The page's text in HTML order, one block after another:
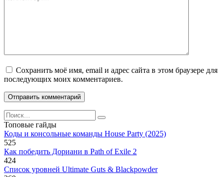
Сохранить моё имя, email и адрес сайта в этом браузере для
последующих моих комментариев.
Search
for:
Топовые гайды
Коды и консольные команды House Party (2025)
525
Как победить Дориани в Path of Exile 2
424
Список уровней Ultimate Guts & Blackpowder